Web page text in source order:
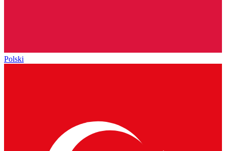
Polski